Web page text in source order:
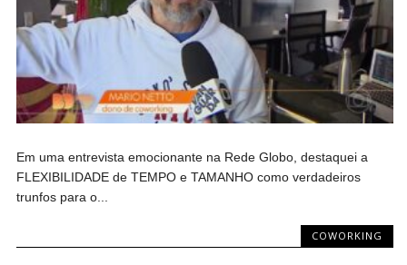
Em uma entrevista emocionante na Rede Globo, destaquei a
FLEXIBILIDADE de TEMPO e TAMANHO como verdadeiros
trunfos para o...
COWORKING